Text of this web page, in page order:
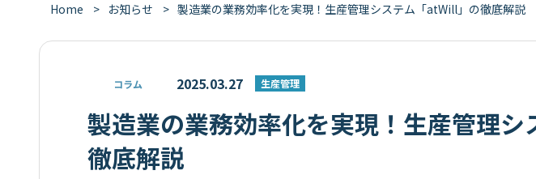
Home お知らせ 製造業の業務効率化を実現！生産管理システム「atWill」の徹底解説
コラム 2025.03.27 生産管理
製造業の業務効率化を実現！生産管理
徹底解説